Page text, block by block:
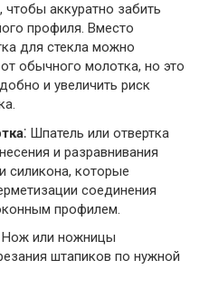
аккуратно забить
профиля. Вместо
для стекла можно
обычного молотка, но это
и увеличить риск
⁚ Шпатель или отвертка
и разравнивания
силикона, которые
соединения
профилем.
Нож или ножницы
штапиков по нужной